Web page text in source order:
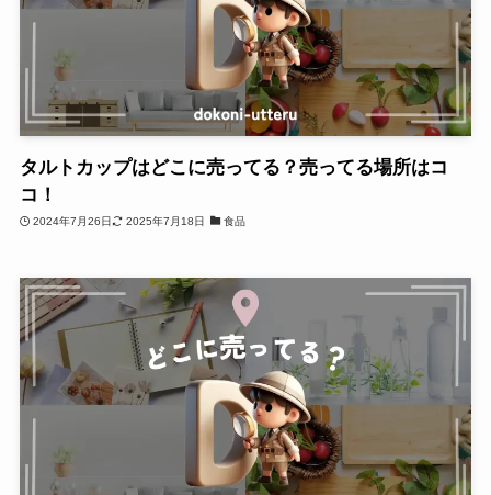
タルトカップはどこに売ってる？売ってる場所はコ
コ！
2024年7月26日 2025年7月18日 食品